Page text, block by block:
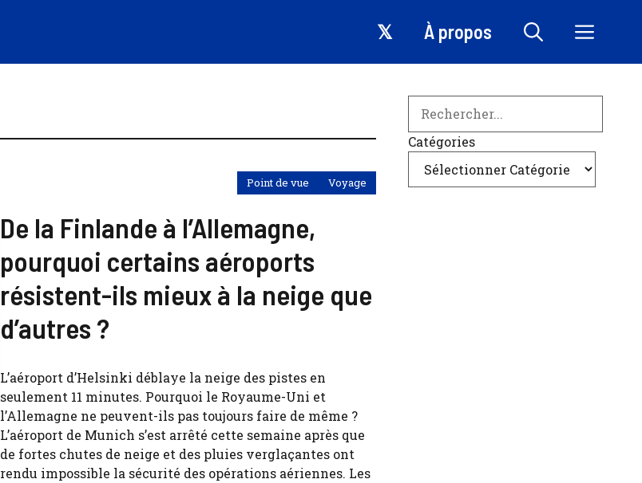
𝕏 À propos
Point de vue Voyage
De la Finlande à l’Allemagne,
pourquoi certains aéroports
résistent-ils mieux à la neige que
d’autres ?
L’aéroport d’Helsinki déblaye la neige des pistes en
seulement 11 minutes. Pourquoi le Royaume-Uni et
l’Allemagne ne peuvent-ils pas toujours faire de même ?
L’aéroport de Munich s’est arrêté cette semaine après que
de fortes chutes de neige et des pluies verglaçantes ont
rendu impossible la sécurité des opérations aériennes. Les
Catégories